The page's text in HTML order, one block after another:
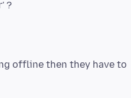
offline then they have to